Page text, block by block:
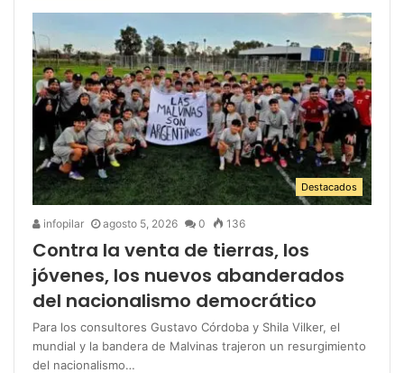
Destacados
infopilar agosto 5, 2026 0 136
Contra la venta de tierras, los
jóvenes, los nuevos abanderados
del nacionalismo democrático
Para los consultores Gustavo Córdoba y Shila Vilker, el
mundial y la bandera de Malvinas trajeron un resurgimiento
del nacionalismo…